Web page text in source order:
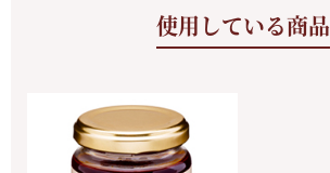
使用している商品